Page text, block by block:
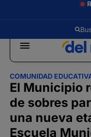
COMUNIDAD
El Municipio
de sobres
una nueva
Escuela